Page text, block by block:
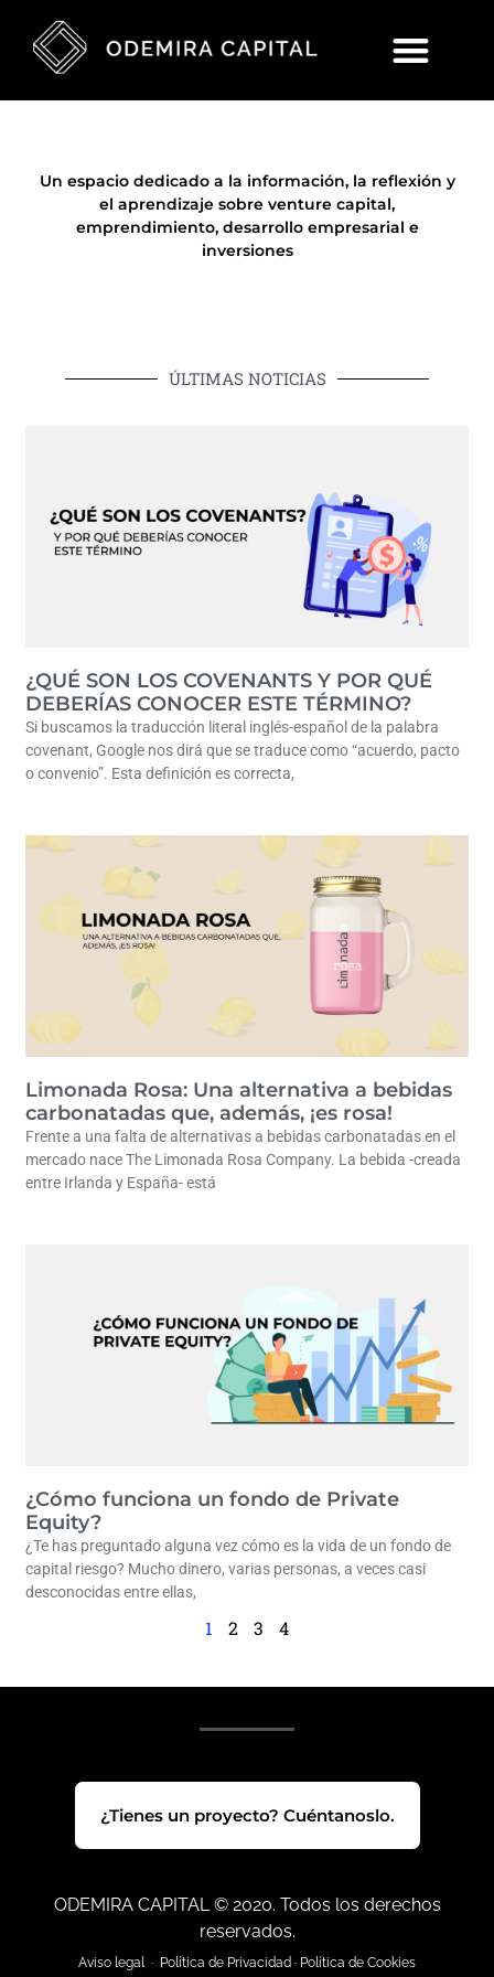
Un espacio dedicado a la información, la reflexión y
el aprendizaje sobre venture capital,
emprendimiento, desarrollo empresarial e
inversiones
ÚLTIMAS NOTICIAS
¿QUÉ SON LOS COVENANTS Y POR QUÉ
DEBERÍAS CONOCER ESTE TÉRMINO?
Si buscamos la traducción literal inglés-español de la palabra
covenant, Google nos dirá que se traduce como “acuerdo, pacto
o convenio”. Esta definición es correcta,
Limonada Rosa: Una alternativa a bebidas
carbonatadas que, además, ¡es rosa!
Frente a una falta de alternativas a bebidas carbonatadas en el
mercado nace The Limonada Rosa Company. La bebida -creada
entre Irlanda y España- está
¿Cómo funciona un fondo de Private
Equity?
¿Te has preguntado alguna vez cómo es la vida de un fondo de
capital riesgo? Mucho dinero, varias personas, a veces casi
desconocidas entre ellas,
1 2 3 4
¿Tienes un proyecto? Cuéntanoslo.
ODEMIRA CAPITAL © 2020. Todos los derechos
reservados.
Aviso legal· Política de Privacidad · Política de Cookies